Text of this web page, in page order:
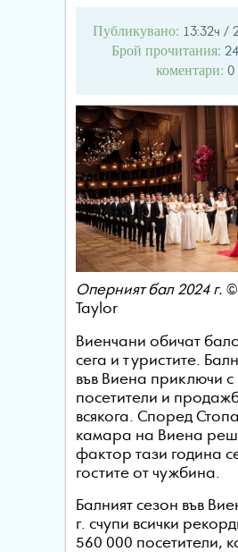
Публикувано: 13:32ч /
Брой прочитания:
коментари: 0
Оперният бал 2024 г. ©
Taylor
Виенчани обичат
сега и туристите.
във Виена приключи с
посетители и
всякога. Според
камара на Виена
фактор тази година
гостите от чужбина.
Балният сезон във
г. счупи всички
560 000 посетители,